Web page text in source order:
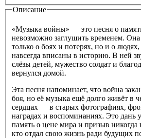
Описание
«Музыка войны» — это песня о
невозможно заглушить временем. Она
только о боях и потерях, но и о
навсегда вписаны в историю. В ней
слёзы детей, мужество солдат и
вернулся домой.
Эта песня напоминает, что война
боя, но её музыка ещё долго живёт в
сердцах — в старых фотографиях,
наградах и воспоминаниях. Это дань
память о цене мира и призыв никогда
кто отдал свою жизнь ради будущих